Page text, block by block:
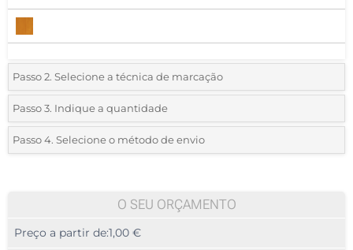
Passo 2. Selecione a técnica de marcação
*Selecione o tipo de marcação e as cores do logotipo:
1 Cor (Num lado)
Passo 3. Indique a quantidade
*Quantidade mínima:25
50
Passo 4. Selecione o método de envio
O SEU ORÇAMENTO
Preço a partir de:1,00 €